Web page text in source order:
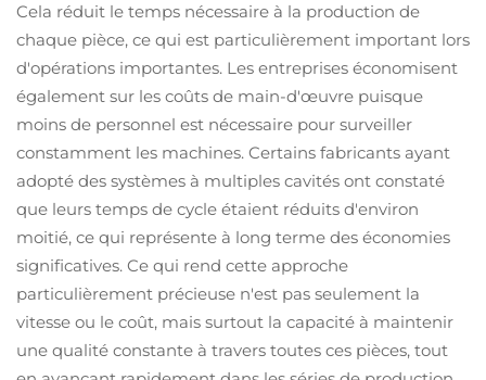
Cela réduit le temps nécessaire à la production de
chaque pièce, ce qui est particulièrement important lors
d'opérations importantes. Les entreprises économisent
également sur les coûts de main-d'œuvre puisque
moins de personnel est nécessaire pour surveiller
constamment les machines. Certains fabricants ayant
adopté des systèmes à multiples cavités ont constaté
que leurs temps de cycle étaient réduits d'environ
moitié, ce qui représente à long terme des économies
significatives. Ce qui rend cette approche
particulièrement précieuse n'est pas seulement la
vitesse ou le coût, mais surtout la capacité à maintenir
une qualité constante à travers toutes ces pièces, tout